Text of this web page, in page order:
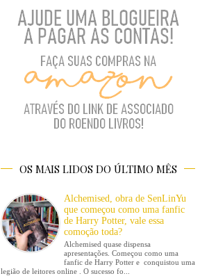
OS MAIS LIDOS DO ÚLTIMO MÊS
Alchemised, obra de SenLinYu
que começou como uma fanfic
de Harry Potter, vale essa
comoção toda?
Alchemised quase dispensa
apresentações. Começou como uma
fanfic de Harry Potter e conquistou uma
legião de leitores online . O sucesso fo...